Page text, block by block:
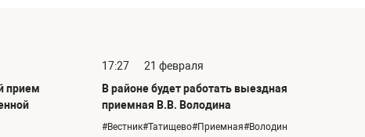
прием
17:27
21 февраля
В районе будет работать выездная
приемная В.В. Володина
#Вестник#Татищево#Приемная#Володин